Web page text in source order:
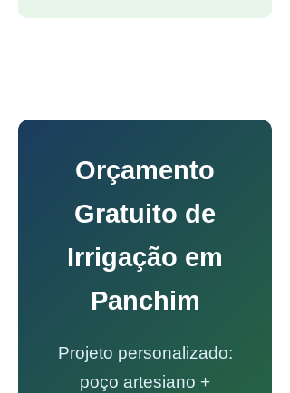
Orçamento
Gratuito de
Irrigação em
Panchim
Projeto personalizado:
poço artesiano +